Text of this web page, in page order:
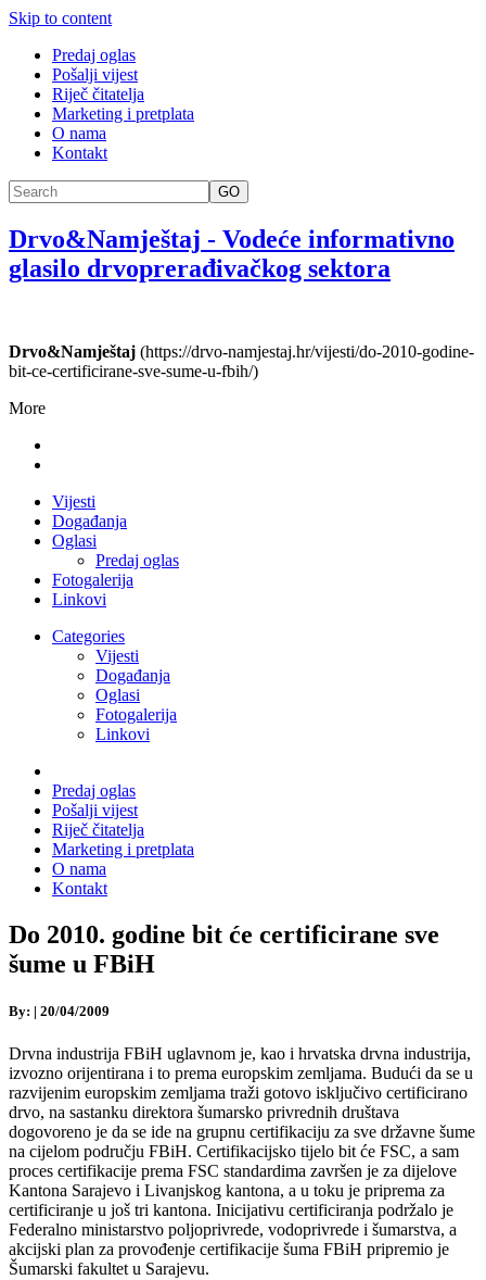
Skip to content
Predaj oglas
Pošalji vijest
Riječ čitatelja
Marketing i pretplata
O nama
Kontakt
GO
Drvo&Namještaj - Vodeće informativno
glasilo drvoprerađivačkog sektora
Drvo&Namještaj (https://drvo-namjestaj.hr/vijesti/do-2010-godine-
bit-ce-certificirane-sve-sume-u-fbih/)
More
Vijesti
Događanja
Oglasi
Predaj oglas
Fotogalerija
Linkovi
Categories
Vijesti
Događanja
Oglasi
Fotogalerija
Linkovi
Predaj oglas
Pošalji vijest
Riječ čitatelja
Marketing i pretplata
O nama
Kontakt
Do 2010. godine bit će certificirane sve
šume u FBiH
By: | 20/04/2009
Drvna industrija FBiH uglavnom je, kao i hrvatska drvna industrija,
izvozno orijentirana i to prema europskim zemljama. Budući da se u
razvijenim europskim zemljama traži gotovo isključivo certificirano
drvo, na sastanku direktora šumarsko privrednih društava
dogovoreno je da se ide na grupnu certifikaciju za sve državne šume
na cijelom području FBiH. Certifikacijsko tijelo bit će FSC, a sam
proces certifikacije prema FSC standardima završen je za dijelove
Kantona Sarajevo i Livanjskog kantona, a u toku je priprema za
certificiranje u još tri kantona. Inicijativu certificiranja podržalo je
Federalno ministarstvo poljoprivrede, vodoprivrede i šumarstva, a
akcijski plan za provođenje certifikacije šuma FBiH pripremio je
Šumarski fakultet u Sarajevu.